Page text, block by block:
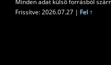
Frissítve: 2026.07.27 | Fel ↑